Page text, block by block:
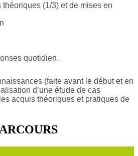
théoriques (1/3) et de mises en
(faite avant le début et en
d’une étude de cas
acquis théoriques et pratiques de